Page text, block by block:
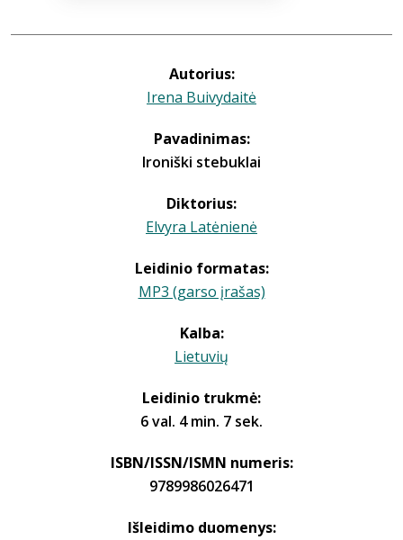
Autorius:
Irena Buivydaitė
Pavadinimas:
Ironiški stebuklai
Diktorius:
Elvyra Latėnienė
Leidinio formatas:
MP3 (garso įrašas)
Kalba:
Lietuvių
Leidinio trukmė:
6 val. 4 min. 7 sek.
ISBN/ISSN/ISMN numeris:
9789986026471
Išleidimo duomenys: